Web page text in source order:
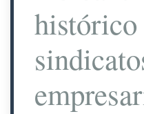
histórico